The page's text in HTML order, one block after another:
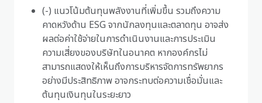
(-) แนวโน้มต้นทุนพลังงานที่เพิ่มขึ้น รวมถึงความ
คาดหวังด้าน ESG จากนักลงทุนและตลาดทุน อาจส่ง
ผลต่อค่าใช้จ่ายในการดำเนินงานและการประเมิน
ความเสี่ยงของบริษัทในอนาคต หากองค์กรไม่
สามารถแสดงให้เห็นถึงการบริหารจัดการทรัพยากร
อย่างมีประสิทธิภาพ อาจกระทบต่อความเชื่อมั่นและ
ต้นทุนเงินทุนในระยะยาว